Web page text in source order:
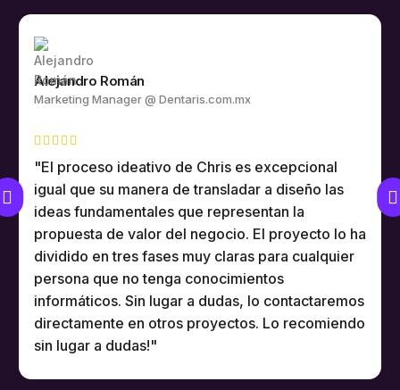
Gonzalo Navarro
Gerente de IT @ Alumar.es
excelente. Se preocupa por entender
perfectamente que es lo que quiere el cliente. En
nuestro caso habían dos pedidos: Artístico: ha
logrado captar y concretar el pedido del dueño
de la empresa. Técnico: se le ha solicitado a
Christian, respetar varias condiciones técnicas
(algunas de las cuales podrían afectar
negativamente al SEO), y lo ha hecho perfecto.
Muy profesional.